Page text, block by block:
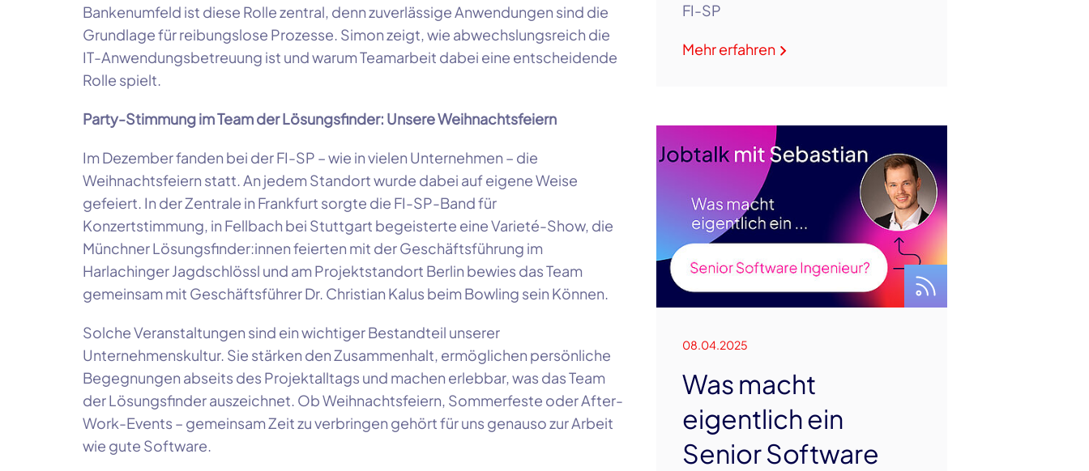
Bankenumfeld ist diese Rolle zentral, denn zuverlässige Anwendungen sind die
Grundlage für reibungslose Prozesse. Simon zeigt, wie abwechslungsreich die
IT-Anwendungsbetreuung ist und warum Teamarbeit dabei eine entscheidende
Rolle spielt.
Party-Stimmung im Team der Lösungsfinder: Unsere Weihnachtsfeiern
Im Dezember fanden bei der FI-SP – wie in vielen Unternehmen – die
Weihnachtsfeiern statt. An jedem Standort wurde dabei auf eigene Weise
gefeiert. In der Zentrale in Frankfurt sorgte die FI-SP-Band für
Konzertstimmung, in Fellbach bei Stuttgart begeisterte eine Varieté-Show, die
Münchner Lösungsfinder:innen feierten mit der Geschäftsführung im
Harlachinger Jagdschlössl und am Projektstandort Berlin bewies das Team
gemeinsam mit Geschäftsführer Dr. Christian Kalus beim Bowling sein Können.
Solche Veranstaltungen sind ein wichtiger Bestandteil unserer
Unternehmenskultur. Sie stärken den Zusammenhalt, ermöglichen persönliche
Begegnungen abseits des Projektalltags und machen erlebbar, was das Team
der Lösungsfinder auszeichnet. Ob Weihnachtsfeiern, Sommerfeste oder After-
Work-Events – gemeinsam Zeit zu verbringen gehört für uns genauso zur Arbeit
wie gute Software.
FI-SP
Mehr erfahren
08.04.2025
Was macht
eigentlich ein
Senior Software